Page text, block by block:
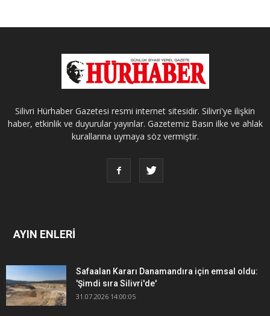
Silivri Hürhaber Gazetesi resmi internet sitesidir. Silivri'ye ilişkin
haber, etkinlik ve duyurular yayınlar. Gazetemiz Basın ilke ve ahlak
kurallarına uymaya söz vermiştir.
AYIN ENLERİ
Safaalan Kararı Danamandıra için emsal oldu:
'Şimdi sıra Silivri'de'
31.07.2026 14:00:05